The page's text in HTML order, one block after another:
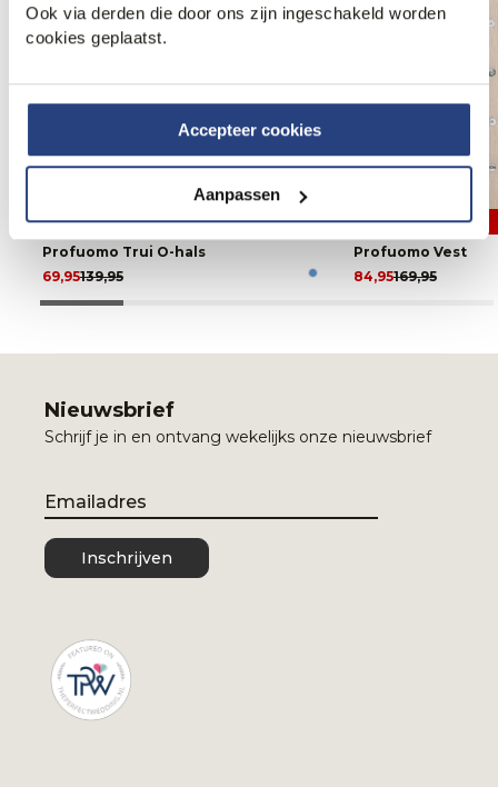
Ook via derden die door ons zijn ingeschakeld worden
cookies geplaatst.
Accepteer cookies
Aanpassen
50% korting
Profuomo Trui O-hals
139,95
69,95
50% korting
Profuomo Vest
169,95
84,95
Nieuwsbrief
Schrijf je in en ontvang wekelijks onze nieuwsbrief
Email
Inschrijven